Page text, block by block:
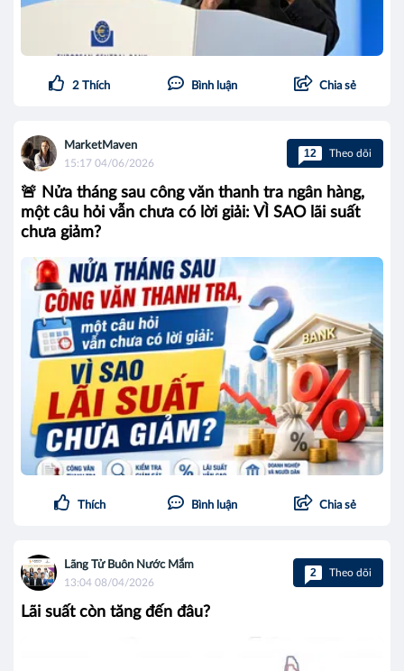
2 Thích Bình luận Chia sẻ
MarketMaven
15:17 04/06/2026
12 Theo dõi
🚨 Nửa tháng sau công văn thanh tra ngân hàng,
một câu hỏi vẫn chưa có lời giải: VÌ SAO lãi suất
chưa giảm?
Thích Bình luận Chia sẻ
Lãng Tử Buôn Nước Mắm
13:04 08/04/2026
2 Theo dõi
Lãi suất còn tăng đến đâu?